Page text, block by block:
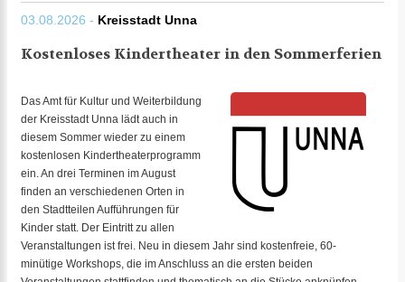
03.08.2026 - Kreisstadt Unna
Kostenloses Kindertheater in den Sommerferien
Das Amt für Kultur und Weiterbildung
der Kreisstadt Unna lädt auch in
diesem Sommer wieder zu einem
kostenlosen Kindertheaterprogramm
ein. An drei Terminen im August
finden an verschiedenen Orten in
den Stadtteilen Aufführungen für
Kinder statt. Der Eintritt zu allen
Veranstaltungen ist frei. Neu in diesem Jahr sind kostenfreie, 60-
minütige Workshops, die im Anschluss an die ersten beiden